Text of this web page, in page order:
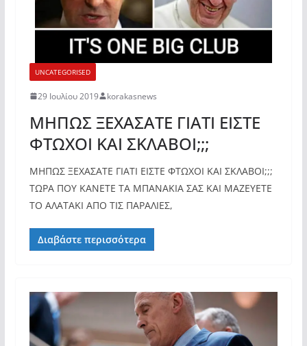
UNCATEGORISED
29 Ιουλίου 2019 korakasnews
ΜΗΠΩΣ ΞΕΧΑΣΑΤΕ ΓΙΑΤΙ ΕΙΣΤΕ
ΦΤΩΧΟΙ ΚΑΙ ΣΚΛΑΒΟΙ;;;
ΜΗΠΩΣ ΞΕΧΑΣΑΤΕ ΓΙΑΤΙ ΕΙΣΤΕ ΦΤΩΧΟΙ ΚΑΙ ΣΚΛΑΒΟΙ;;;
ΤΩΡΑ ΠΟΥ ΚΑΝΕΤΕ ΤΑ ΜΠΑΝΑΚΙΑ ΣΑΣ ΚΑΙ ΜΑΖΕΥΕΤΕ
ΤΟ ΑΛΑΤΑΚΙ ΑΠΟ ΤΙΣ ΠΑΡΑΛΙΕΣ,
Διαβάστε περισσότερα